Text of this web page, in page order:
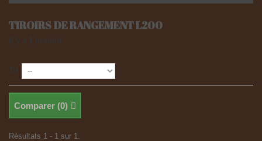
TIROIRS DE RANGEMENT L200
Comparer (0)
Résultats 1 - 1 sur 1.